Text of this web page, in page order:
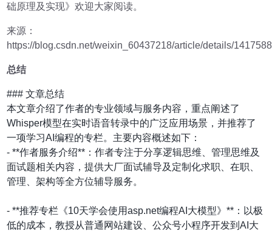
础原理及实现》欢迎大家阅读。
来源：
https://blog.csdn.net/weixin_60437218/article/details/
总结
### 文章总结
本文章介绍了作者的专业领域与服务内容，重点阐述了
Whisper模型在实时语音转录中的广泛应用场景，并推荐了
一项学习AI编程的专栏。主要内容概述如下：
- **作者服务介绍**：作者专注于分享逻辑思维、管理思维及
面试题相关内容，提供大厂面试辅导及定制化求职、在职、
管理、架构等全方位辅导服务。
- **推荐专栏《10天学会使用asp.net编程AI大模型》**：以极
低的成本，教授从普通网站建设、公众号小程序开发到AI大